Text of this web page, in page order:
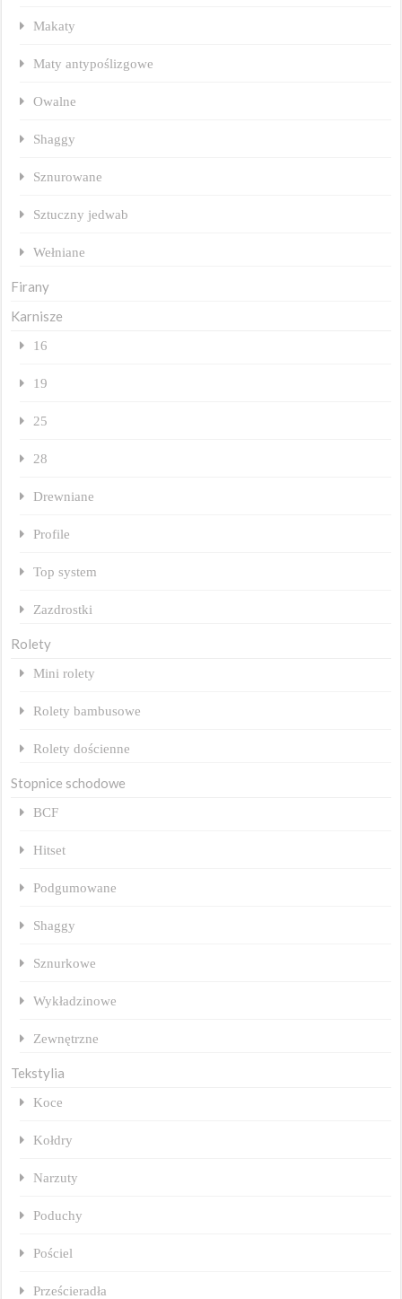
Makaty
Maty antypoślizgowe
Owalne
Shaggy
Sznurowane
Sztuczny jedwab
Wełniane
Firany
Karnisze
16
19
25
28
Drewniane
Profile
Top system
Zazdrostki
Rolety
Mini rolety
Rolety bambusowe
Rolety dościenne
Stopnice schodowe
BCF
Hitset
Podgumowane
Shaggy
Sznurkowe
Wykładzinowe
Zewnętrzne
Tekstylia
Koce
Kołdry
Narzuty
Poduchy
Pościel
Prześcieradła